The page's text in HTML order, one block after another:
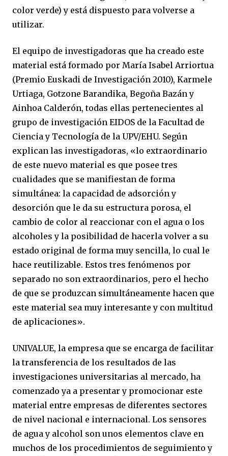
color verde) y está dispuesto para volverse a
utilizar.
El equipo de investigadoras que ha creado este
material está formado por María Isabel Arriortua
(Premio Euskadi de Investigación 2010), Karmele
Urtiaga, Gotzone Barandika, Begoña Bazán y
Ainhoa Calderón, todas ellas pertenecientes al
grupo de investigación EIDOS de la Facultad de
Ciencia y Tecnología de la UPV/EHU. Según
explican las investigadoras, «lo extraordinario
de este nuevo material es que posee tres
cualidades que se manifiestan de forma
simultánea: la capacidad de adsorción y
desorción que le da su estructura porosa, el
cambio de color al reaccionar con el agua o los
alcoholes y la posibilidad de hacerla volver a su
estado original de forma muy sencilla, lo cual le
hace reutilizable. Estos tres fenómenos por
separado no son extraordinarios, pero el hecho
de que se produzcan simultáneamente hacen que
este material sea muy interesante y con multitud
de aplicaciones».
UNIVALUE, la empresa que se encarga de facilitar
la transferencia de los resultados de las
investigaciones universitarias al mercado, ha
comenzado ya a presentar y promocionar este
material entre empresas de diferentes sectores
de nivel nacional e internacional. Los sensores
de agua y alcohol son unos elementos clave en
muchos de los procedimientos de seguimiento y